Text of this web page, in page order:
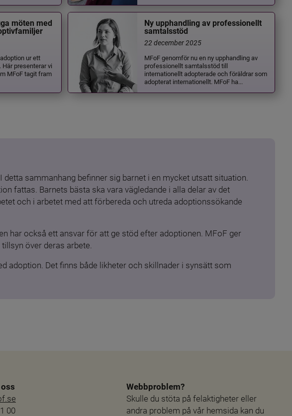
möten med
ur ett
presenterar vi
MFoF tagit fram
Ny upphandling av professionellt
samtalsstöd
22 december 2025
MFoF genomför nu en ny upphandling av
professionellt samtalsstöd till
internationellt adopterade och föräldrar som
adopterat internationellt. MFoF ha...
sammanhang befinner sig barnet i en mycket utsatt situation.
fattas. Barnets bästa ska vara vägledande i alla delar av det
och i arbetet med att förbereda och utreda adoptionssökande
har också ett ansvar för att ge stöd efter adoptionen. MFoF ger
över deras arbete.
adoption. Det finns både likheter och skillnader i synsätt som
00
Webbproblem?
Skulle du stöta på felaktigheter eller
andra problem på vår hemsida kan du